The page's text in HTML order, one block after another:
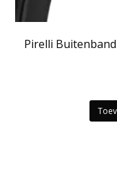
Pirelli